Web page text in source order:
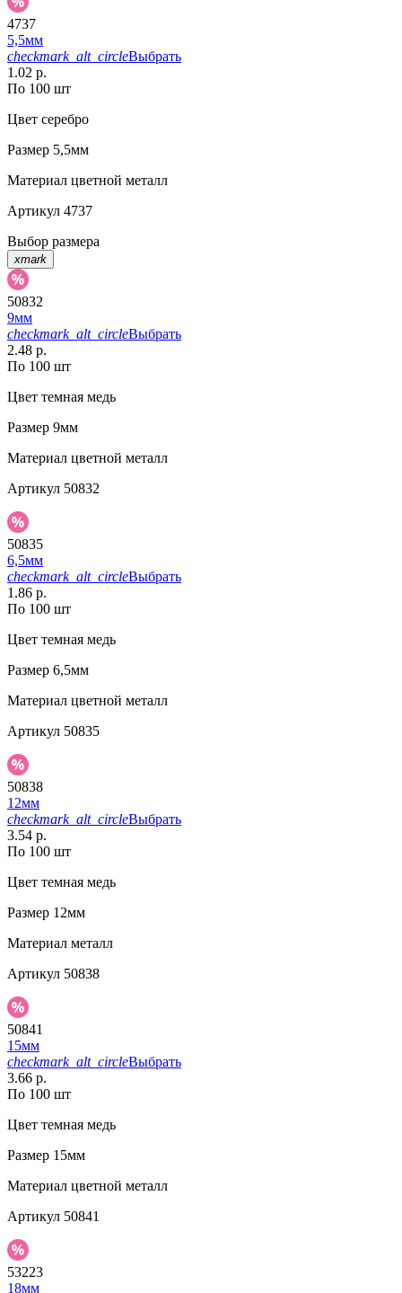
4737
5,5мм
checkmark_alt_circleВыбрать
1.02 р.
По 100 шт
Цвет серебро
Размер 5,5мм
Материал цветной металл
Артикул 4737
Выбор размера
xmark
50832
9мм
checkmark_alt_circleВыбрать
2.48 р.
По 100 шт
Цвет темная медь
Размер 9мм
Материал цветной металл
Артикул 50832
50835
6,5мм
checkmark_alt_circleВыбрать
1.86 р.
По 100 шт
Цвет темная медь
Размер 6,5мм
Материал цветной металл
Артикул 50835
50838
12мм
checkmark_alt_circleВыбрать
3.54 р.
По 100 шт
Цвет темная медь
Размер 12мм
Материал металл
Артикул 50838
50841
15мм
checkmark_alt_circleВыбрать
3.66 р.
По 100 шт
Цвет темная медь
Размер 15мм
Материал цветной металл
Артикул 50841
53223
18мм